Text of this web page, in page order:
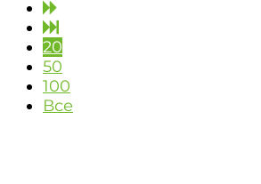
20
50
100
Все